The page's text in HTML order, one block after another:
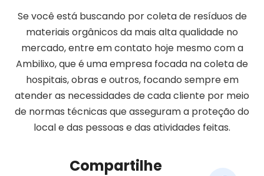
Se você está buscando por coleta de resíduos de
materiais orgânicos da mais alta qualidade no
mercado, entre em contato hoje mesmo com a
Ambilixo, que é uma empresa focada na coleta de
hospitais, obras e outros, focando sempre em
atender as necessidades de cada cliente por meio
de normas técnicas que asseguram a proteção do
local e das pessoas e das atividades feitas.
Compartilhe